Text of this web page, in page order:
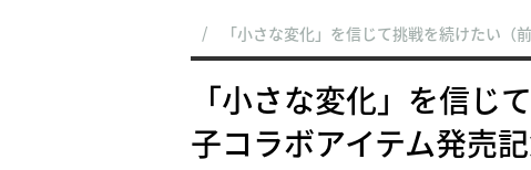
「小さな変化」を信じて挑戦を続けたい（
「小さな変化」を信じ
子コラボアイテム発売